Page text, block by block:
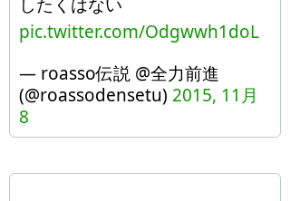
pic.twitter.com/Odgwwh1doL
— roasso伝説 @全力前進
(@roassodensetu) 2015, 11月
8